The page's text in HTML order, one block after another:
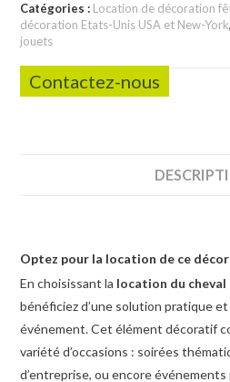
Catégories : Location de décoration
décoration Etats-Unis USA et New-York,
jouets
Contactez-nous
Optez pour la location de ce
En choisissant la location du
bénéficiez d’une solution pratique
événement. Cet élément décoratif
variété d’occasions : soirées
d’entreprise, ou encore